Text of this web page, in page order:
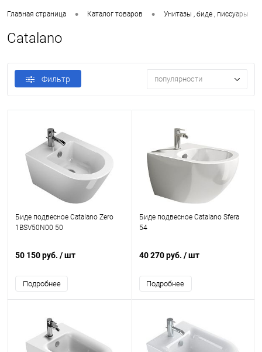
Главная страница • Каталог товаров • Унитазы , биде , писсуары
Catalano
Фильтр популярности
Биде подвесное Catalano Zero
1BSV50N00 50
50 150 руб. / шт
Подробнее
Биде подвесное Catalano Sfera
54
40 270 руб. / шт
Подробнее